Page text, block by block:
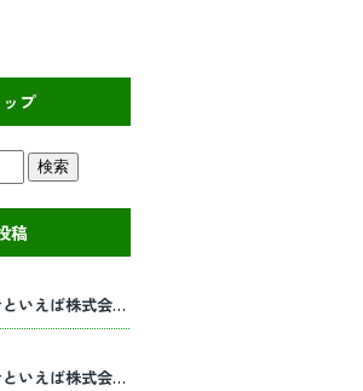
プ
稿
【沖縄の解体業者といえば株式会社田畑工業】内部解体工事・建物解体工事の事ならお任せください！
【沖縄の解体業者といえば株式会社田畑工業】内部解体工事・建物解体工事の事ならお任せください！